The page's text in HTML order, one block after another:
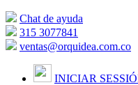
Chat de ayuda
315 3077841
ventas@orquidea.com.co
INICIAR